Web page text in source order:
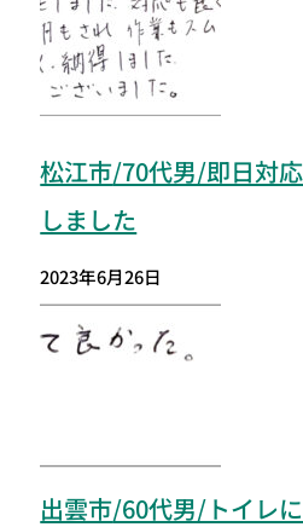
松江市/70代男/即日対
しました
2023年6月26日
出雲市/60代男/トイレ